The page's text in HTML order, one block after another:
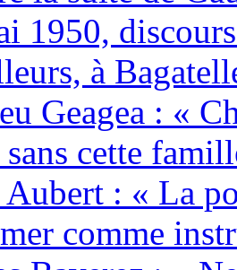
1950,
à
Geagea : «
cette
: « La
comme